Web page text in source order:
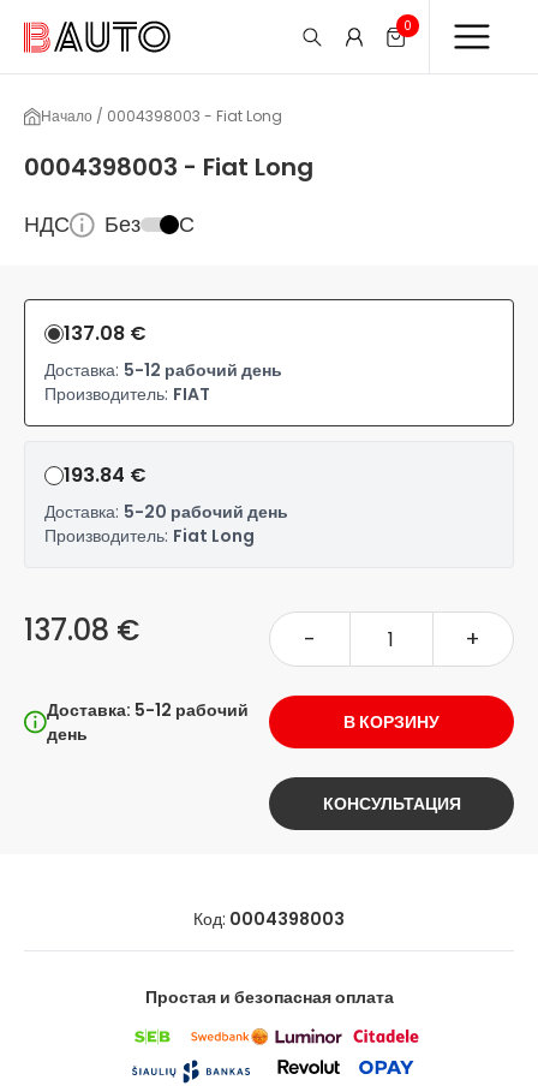
0
Начало / 0004398003 - Fiat Long
0004398003 - Fiat Long
НДС Без С
137.08 €
Доставка: 5-12 рабочий день
Производитель: FIAT
193.84 €
Доставка: 5-20 рабочий день
Производитель: Fiat Long
137.08 € - +
Доставка: 5-12 рабочий
день
В КОРЗИНУ
КОНСУЛЬТАЦИЯ
Код: 0004398003
Простая и безопасная оплата